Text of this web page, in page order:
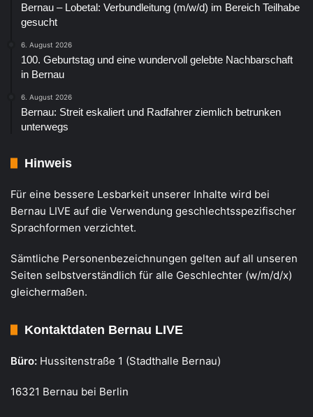
Bernau – Lobetal: Verbundleitung (m/w/d) im Bereich Teilhabe
gesucht
6. August 2026
100. Geburtstag und eine wundervoll gelebte Nachbarschaft
in Bernau
6. August 2026
Bernau: Streit eskaliert und Radfahrer ziemlich betrunken
unterwegs
Hinweis
Für eine bessere Lesbarkeit unserer Inhalte wird bei
Bernau LIVE auf die Verwendung geschlechtsspezifischer
Sprachformen verzichtet.
Sämtliche Personenbezeichnungen gelten auf all unseren
Seiten selbstverständlich für alle Geschlechter (w/m/d/x)
gleichermaßen.
Kontaktdaten Bernau LIVE
Büro: Hussitenstraße 1 (Stadthalle Bernau)
16321 Bernau bei Berlin